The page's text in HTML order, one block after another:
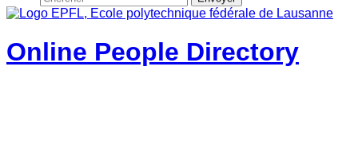
Online People Directory